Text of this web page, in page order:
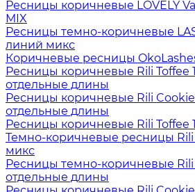
Ресницы коричневые LOVELY
MIX
Ресницы темно-коричневые
линий микс
Коричневые ресницы
Ресницы коричневые Rili Toffee
отдельные длины
Ресницы коричневые Rili
отдельные длины
Ресницы коричневые Rili Toffee
Темно-коричневые ресницы Rili
микс
Ресницы темно-коричневые Rili
отдельные длины